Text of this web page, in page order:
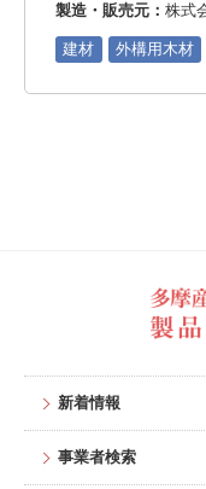
製造・販売元： 株式
建材 外構用木材
新着情報
事業者検索